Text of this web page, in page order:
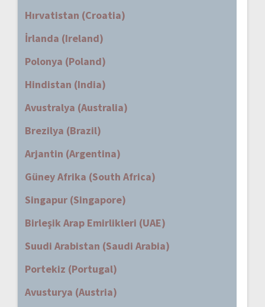
Hırvatistan (Croatia)
İrlanda (Ireland)
Polonya (Poland)
Hindistan (India)
Avustralya (Australia)
Brezilya (Brazil)
Arjantin (Argentina)
Güney Afrika (South Africa)
Singapur (Singapore)
Birleşik Arap Emirlikleri (UAE)
Suudi Arabistan (Saudi Arabia)
Portekiz (Portugal)
Avusturya (Austria)